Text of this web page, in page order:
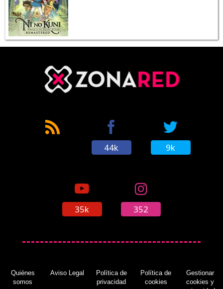
44k 9k
35k 352
Quiénes
somos
Aviso Legal
Política de
privacidad
Política de
cookies
Gestionar
cookies y